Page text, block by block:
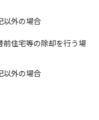
外の場合
住宅等の除却を行う場
外の場合